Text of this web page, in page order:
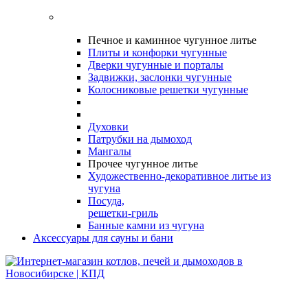
Печное и каминное чугунное литье
Плиты и конфорки чугунные
Дверки чугунные и порталы
Задвижки, заслонки чугунные
Колосниковые решетки чугунные
Духовки
Патрубки на дымоход
Мангалы
Прочее чугунное литье
Художественно-декоративное литье из
чугуна
Посуда,
решетки-гриль
Банные камни из чугуна
Аксессуары для сауны и бани